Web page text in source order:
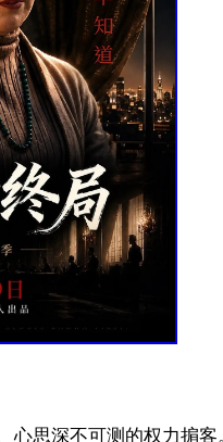
思深不可测的权力掮客